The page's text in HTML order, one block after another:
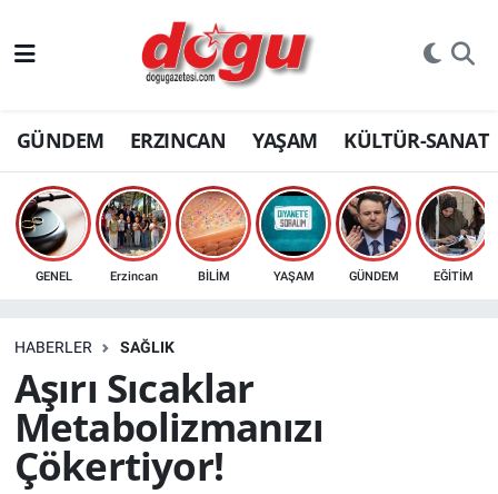
GÜNDEM ERZINCAN YAŞAM KÜLTÜR-SANAT
GENEL Erzincan BİLİM YAŞAM GÜNDEM EĞİTİM
HABERLER SAĞLIK
Aşırı Sıcaklar
Metabolizmanızı
Çökertiyor!
ERZINCAN
GÜNDEM
ERZİNCAN FOTOĞRAFLARI
SAĞLIK
Bilim, teknoloji
GENEL